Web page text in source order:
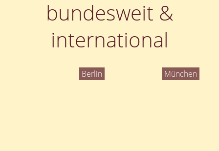
bundesweit &
international
Berlin München